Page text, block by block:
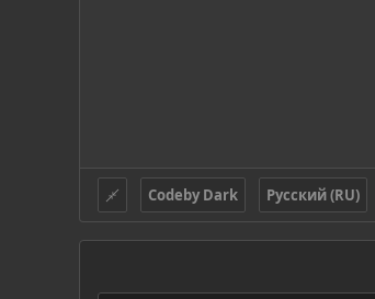
Codeby Dark Русский (RU)